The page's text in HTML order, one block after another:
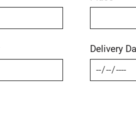
Delivery